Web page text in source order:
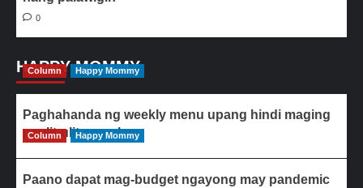
0
HAPPY MOMMY
Column Happy Mommy
Paghahanda ng weekly menu upang hindi maging
paulit-ulit ang ulam
Column Happy Mommy
Paano dapat mag-budget ngayong may pandemic